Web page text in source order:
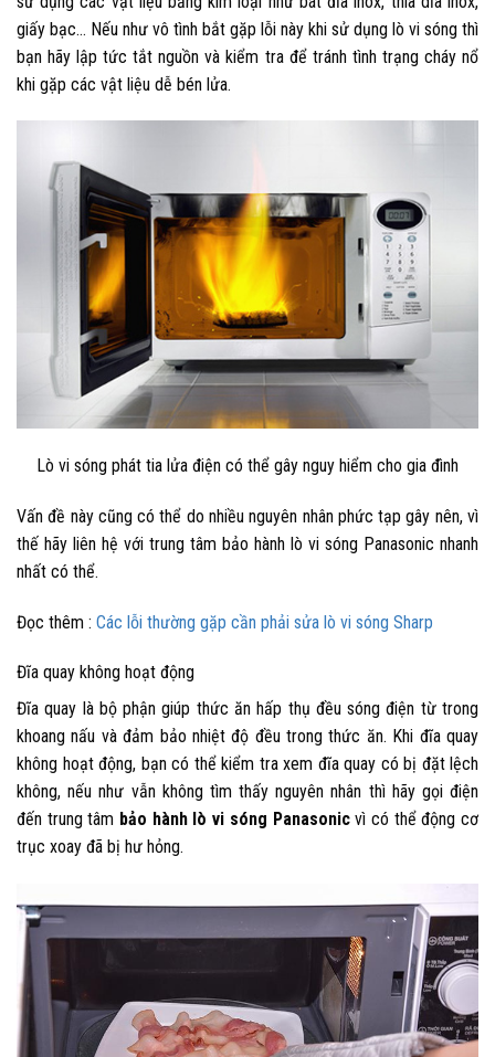
giấy bạc… Nếu như vô tình bắt gặp lỗi này khi sử dụng lò vi sóng thì
bạn hãy lập tức tắt nguồn và kiểm tra để tránh tình trạng cháy nổ
khi gặp các vật liệu dễ bén lửa.
Lò vi sóng phát tia lửa điện có thể gây nguy hiểm cho gia đình
Vấn đề này cũng có thể do nhiều nguyên nhân phức tạp gây nên, vì
thế hãy liên hệ với trung tâm bảo hành lò vi sóng Panasonic nhanh
nhất có thể.
Đọc thêm : Các lỗi thường gặp cần phải sửa lò vi sóng Sharp
Đĩa quay không hoạt động
Đĩa quay là bộ phận giúp thức ăn hấp thụ đều sóng điện từ trong
khoang nấu và đảm bảo nhiệt độ đều trong thức ăn. Khi đĩa quay
không hoạt động, bạn có thể kiểm tra xem đĩa quay có bị đặt lệch
không, nếu như vẫn không tìm thấy nguyên nhân thì hãy gọi điện
đến trung tâm bảo hành lò vi sóng Panasonicvì có thể động cơ
trục xoay đã bị hư hỏng.